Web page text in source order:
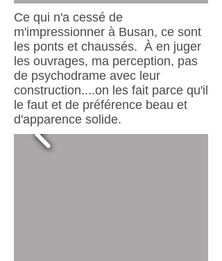
Ce qui n'a cessé de
m'impressionner à Busan, ce sont
les ponts et chaussés. À en juger
les ouvrages, ma perception, pas
de psychodrame avec leur
construction....on les fait parce qu'il
le faut et de préférence beau et
d'apparence solide.